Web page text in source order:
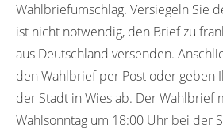
Wahlbriefumschlag. Versiegeln Sie
ist nicht notwendig, den Brief zu
aus Deutschland versenden.
den Wahlbrief per Post oder geben
der Stadt in Wies ab. Der Wahlbrief
Wahlsonntag um 18:00 Uhr bei der